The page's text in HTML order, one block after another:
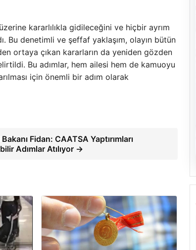
kararlılıkla gidileceğini ve hiçbir ayrım
Bu denetimli ve şeffaf yaklaşım, olayın bütün
ortaya çıkan kararların da yeniden gözden
Bu adımlar, hem ailesi hem de kamuoyu
için önemli bir adım olarak
Fidan: CAATSA Yaptırımları
Adımlar Atılıyor →